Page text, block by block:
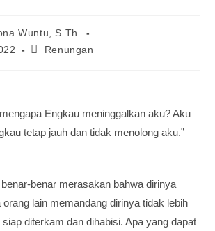
Wuntu, S.Th.
Renungan
Engkau meninggalkan aku? Aku
tetap jauh dan tidak menolong aku.”
benar merasakan bahwa dirinya
lain memandang dirinya tidak lebih
diterkam dan dihabisi. Apa yang dapat